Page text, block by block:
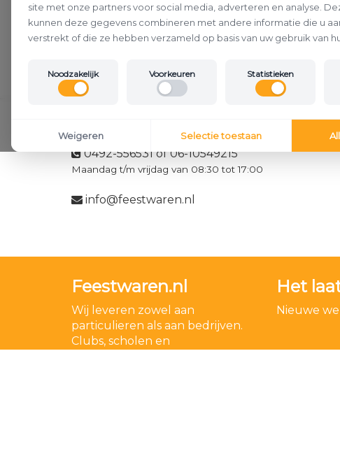
0492-556531 of 06-10549215
Maandag t/m vrijdag van 08:30 tot 17:00
info@feestwaren.nl
Feestwaren.nl
Wij leveren zowel aan
particulieren als aan bedrijven.
Clubs, scholen en
Het
Nieuwe
site met onze partners voor social media, adverteren en analyse.
kunnen deze gegevens combineren met andere informatie die u
verstrekt of die ze hebben verzameld op basis van uw gebruik van
Noodzakelijk Voorkeuren Statistieken
Weigeren Selectie toestaan